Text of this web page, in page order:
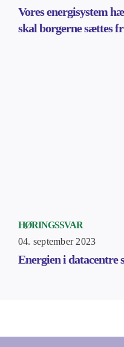
Vores energisystem
skal borgerne sættes
HØRINGSSVAR
04. september 2023
Energien i datacentre